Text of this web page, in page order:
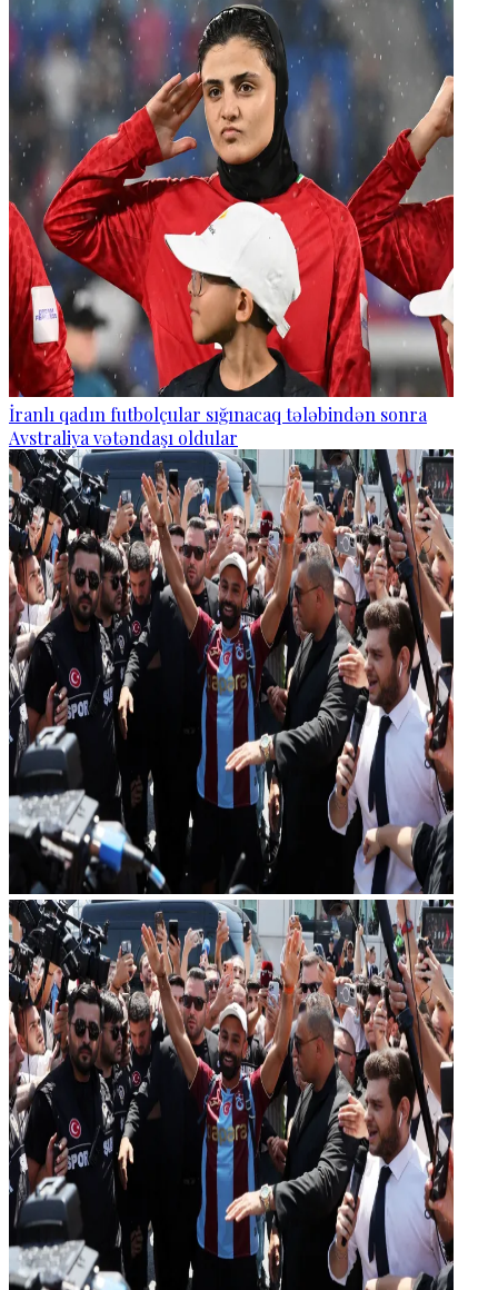
İranlı qadın futbolçular sığınacaq tələbindən sonra
Avstraliya vətəndaşı oldular